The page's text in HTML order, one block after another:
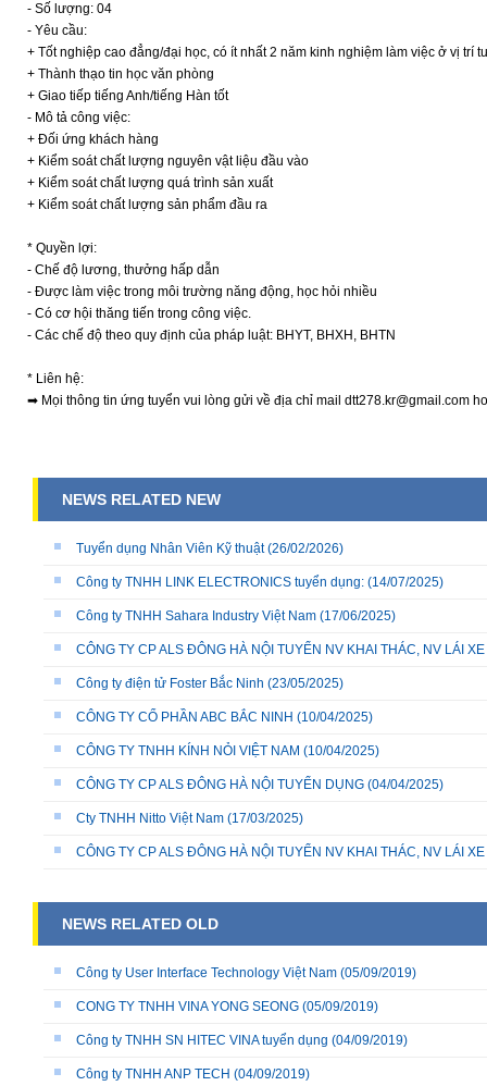
- Số lượng: 04
- Yêu cầu:
+ Tốt nghiệp cao đẳng/đại học, có ít nhất 2 năm kinh nghiệm làm việc ở vị trí
+ Thành thạo tin học văn phòng
+ Giao tiếp tiếng Anh/tiếng Hàn tốt
- Mô tả công việc:
+ Đối ứng khách hàng
+ Kiểm soát chất lượng nguyên vật liệu đầu vào
+ Kiểm soát chất lượng quá trình sản xuất
+ Kiểm soát chất lượng sản phẩm đầu ra
* Quyền lợi:
- Chế độ lương, thưởng hấp dẫn
- Được làm việc trong môi trường năng động, học hỏi nhiều
- Có cơ hội thăng tiến trong công việc.
- Các chế độ theo quy định của pháp luật: BHYT, BHXH, BHTN
* Liên hệ:
➡ Mọi thông tin ứng tuyển vui lòng gửi về địa chỉ mail dtt278.kr@gmail.com
NEWS RELATED NEW
Tuyển dụng Nhân Viên Kỹ thuật(26/02/2026)
Công ty TNHH LINK ELECTRONICS tuyển dụng: (14/07/2025)
Công ty TNHH Sahara Industry Việt Nam (17/06/2025)
CÔNG TY CP ALS ĐÔNG HÀ NỘI TUYỂN NV KHAI THÁC, NV LÁI
Công ty điện tử Foster Bắc Ninh (23/05/2025)
CÔNG TY CỔ PHẦN ABC BẮC NINH (10/04/2025)
CÔNG TY TNHH KÍNH NỎI VIỆT NAM (10/04/2025)
CÔNG TY CP ALS ĐÔNG HÀ NỘI TUYỂN DỤNG (04/04/2025)
Cty TNHH Nitto Việt Nam (17/03/2025)
CÔNG TY CP ALS ĐÔNG HÀ NỘI TUYỂN NV KHAI THÁC, NV LÁI
NEWS RELATED OLD
Công ty User Interface Technology Việt Nam (05/09/2019)
CONG TY TNHH VINA YONG SEONG (05/09/2019)
Công ty TNHH SN HITEC VINA tuyển dụng (04/09/2019)
Công ty TNHH ANP TECH (04/09/2019)